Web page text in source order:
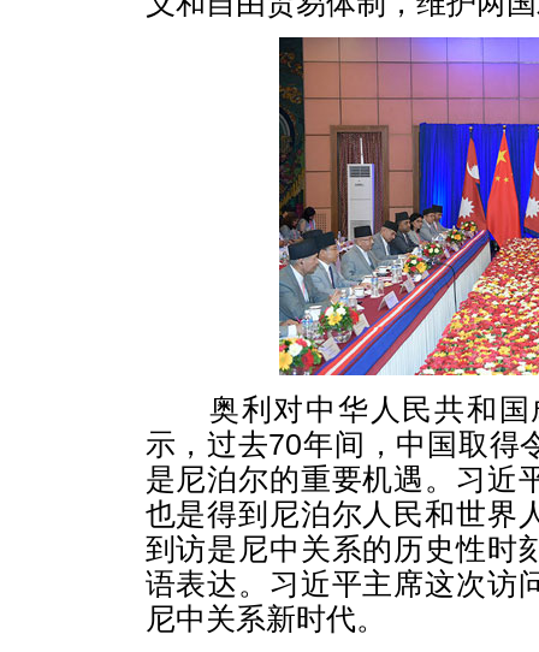
奥利对中华人民共和国
示，过去70年间，中国取得
是尼泊尔的重要机遇。习近
也是得到尼泊尔人民和世界
到访是尼中关系的历史性时
语表达。习近平主席这次访
尼中关系新时代。